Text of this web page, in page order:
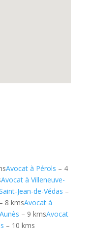
Avocat à Pérols – 4
Avocat à Villeneuve-
Jean-de-Védas –
8 kmsAvocat à
– 9 kmsAvocat
– 10 kms